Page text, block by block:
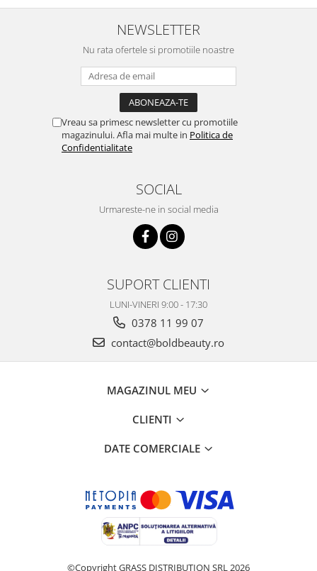
NEWSLETTER
Nu rata ofertele si promotiile noastre
Vreau sa primesc newsletter cu promotiile
magazinului. Afla mai multe in Politica de
Confidentialitate
SOCIAL
Urmareste-ne in social media
SUPORT CLIENTI
LUNI-VINERI 9:00 - 17:30
0378 11 99 07
contact@boldbeauty.ro
MAGAZINUL MEU
CLIENTI
DATE COMERCIALE
©Copyright GRASS DISTRIBUTION SRL 2026